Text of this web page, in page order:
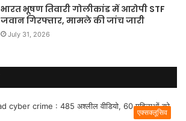
भारत भूषण तिवारी गोलीकांड में आरोपी STF
जवान गिरफ्तार, मामले की जांच जारी
July 31, 2026
एक्सक्लूसिव